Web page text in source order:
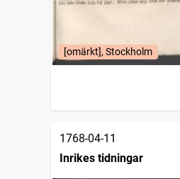
[omärkt], Stockholm
1768-04-11
Inrikes tidningar